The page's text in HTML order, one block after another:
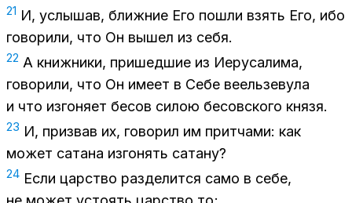
21 И, услы­шав, ближ­ние Его по­шли взять Его, ибо
го­во­ри­ли, что Он вы­шел из себя.
22 А книж­ни­ки, при­шед­шие из Иеру­са­ли­ма,
го­во­ри­ли, что Он име­ет в Себе ве­ель­зе­ву­ла
и что из­го­ня­ет бе­сов си­лою бе­сов­ско­го кня­зя.
23 И, при­звав их, го­во­рил им прит­ча­ми: как
мо­жет са­та­на из­го­нять са­та­ну?
24 Если цар­ство раз­де­лит­ся само в себе,